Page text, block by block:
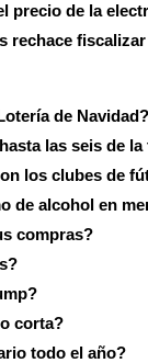
precio de la
rechace fiscalizar
de Navidad?
las seis de la
los clubes de
de alcohol en
compras?
corta?
todo el año?